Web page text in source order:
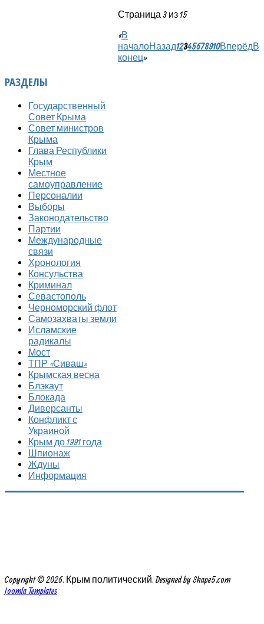
Страница 3 из 15
«В
началоНазад12345678910ВперёдВ
конец»
РАЗДЕЛЫ
Государственный
Совет Крыма
Совет министров
Крыма
Глава Республики
Крым
Местное
самоуправление
Персоналии
Выборы
Законодательство
Партии
Международные
связи
Хронология
Консульства
Криминал
Севастополь
Черноморский флот
Самозахваты земли
Исламские
радикалы
Мост
ТПР «Сиваш»
Крымская весна
Блэкаут
Блокада
Диверсанты
Конфликт с
Украиной
Крым до 1991 года
Шпионаж
Ждуны
Информация
Copyright © 2026. Крым политический. Designed by Shape5.com
Joomla Templates